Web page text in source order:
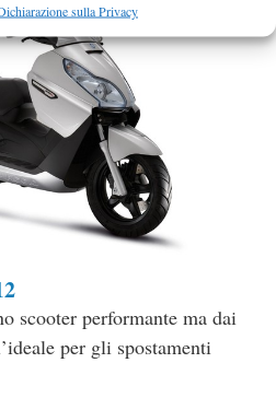
sulla Privacy
scooter performante ma dai
per gli spostamenti